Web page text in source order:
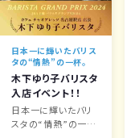
日本一に輝いたバリス
タの“情熱”の一杯。
木下ゆり子バリスタ
入店イベント！！
日本一に輝いたバリ
スタの“情熱”の一